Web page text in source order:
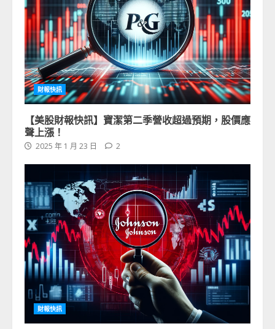
財報快訊
【美股財報快訊】寶潔第二季營收超過預期，股價應
聲上漲！
2025 年 1 月 23 日 2
財報快訊